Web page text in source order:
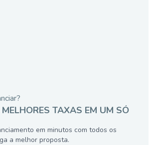
TAXAS EM UM SÓ
em minutos com todos os
a melhor proposta.